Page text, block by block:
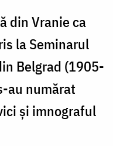
din Vranie ca
la Seminarul
Belgrad (1905-
au numărat
și imnograful